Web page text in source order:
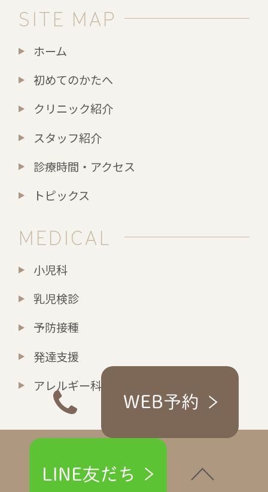
SITE MAP
ホーム
初めてのかたへ
クリニック紹介
スタッフ紹介
診療時間・アクセス
トピックス
MEDICAL
小児科
乳児検診
予防接種
発達支援
アレルギー科